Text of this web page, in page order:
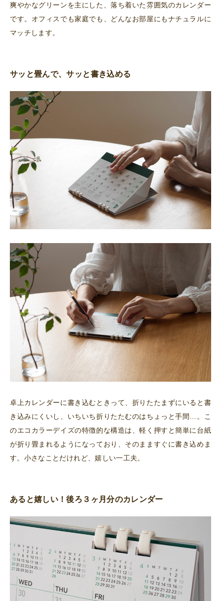
爽やかなグリーンを主にした、落ち着いた雰囲気のカレンダー
です。オフィスでも家庭でも、どんなお部屋にもナチュラルに
マッチします。
サッと畳んで、サッと書き込める
卓上カレンダーに書き込むときって、折りたたまずにいると書
き込みにくいし、いちいち折りたたむのはちょっと手間…。こ
のエコカラーデイズの特徴的な構造は、軽く押すと簡単に台紙
が折り畳まれるようになっており、そのまますぐに書き込めま
す。小さなことだけれど、嬉しい一工夫。
あると嬉しい！後ろ３ヶ月分のカレンダー